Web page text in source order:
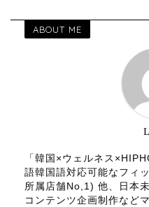
ABOUT ME
「韓国×ウェルネス
語韓国語対応可能なフィ
所属店舗No,1) 他、日本
コンテンツ企画制作など